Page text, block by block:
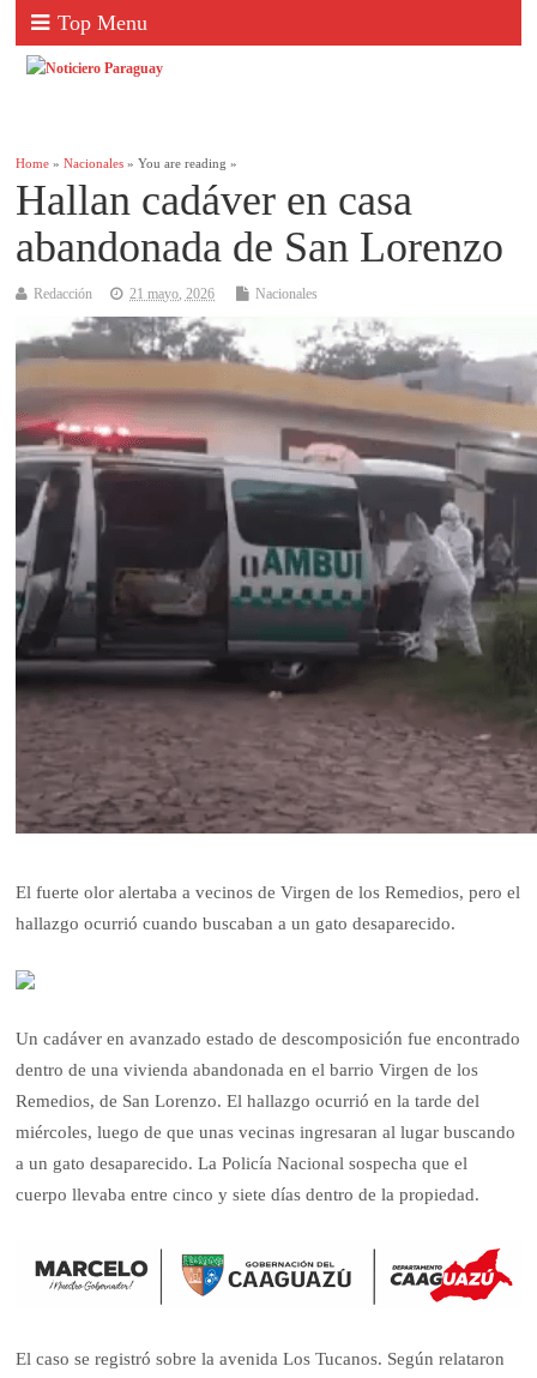
Top Menu
Home »Nacionales » You are reading »
Hallan cadáver en casa
abandonada de San Lorenzo
Redacción 21 mayo, 2026 Nacionales
El fuerte olor alertaba a vecinos de Virgen de los Remedios, pero el
hallazgo ocurrió cuando buscaban a un gato desaparecido.
Un cadáver en avanzado estado de descomposición fue encontrado
dentro de una vivienda abandonada en el barrio Virgen de los
Remedios, de San Lorenzo. El hallazgo ocurrió en la tarde del
miércoles, luego de que unas vecinas ingresaran al lugar buscando
a un gato desaparecido. La Policía Nacional sospecha que el
cuerpo llevaba entre cinco y siete días dentro de la propiedad.
El caso se registró sobre la avenida Los Tucanos. Según relataron